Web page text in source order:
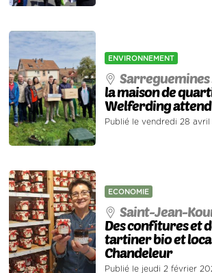
ENVIRONNEMENT
Sarreguemines
la maison de
Welferding attend
Publié le vendredi 28 avril
ECONOMIE
Saint-Jean-
Des confitures et
tartiner bio et
Chandeleur
Publié le jeudi 2 février